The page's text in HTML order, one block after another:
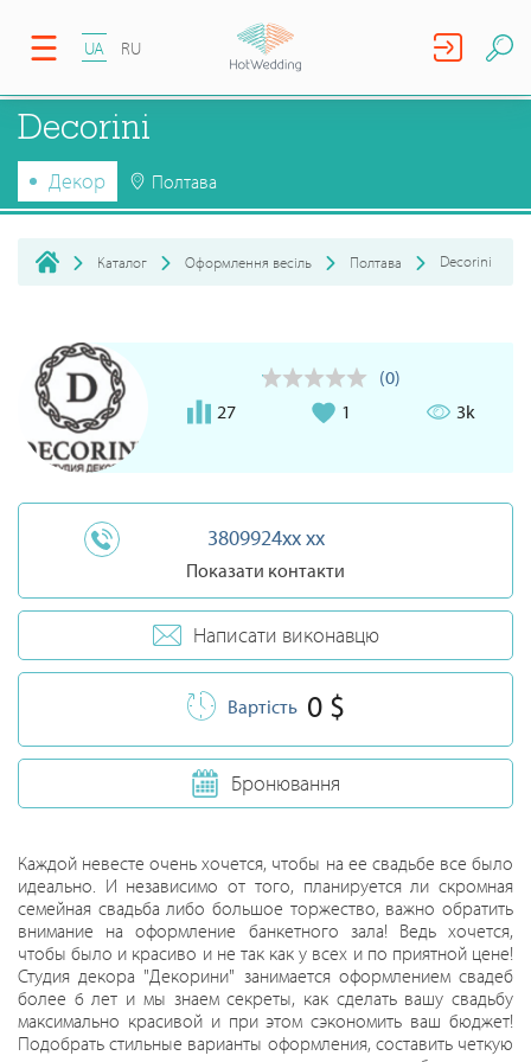
UA RU
Decorini
Декор Полтава
Каталог Оформлення весіль Полтава Decorini
(0)
27
1 3k
3809924xx xx
Показати контакти
Написати виконавцю
Вартість 0 $
Бронювання
Каждой невесте очень хочется, чтобы на ее свадьбе все было
идеально. И независимо от того, планируется ли скромная
семейная свадьба либо большое торжество, важно обратить
внимание на оформление банкетного зала! Ведь хочется,
чтобы было и красиво и не так как у всех и по приятной цене!
Студия декора "Декорини" занимается оформлением свадеб
более 6 лет и мы знаем секреты, как сделать вашу свадьбу
максимально красивой и при этом сэкономить ваш бюджет!
Подобрать стильные варианты оформления, составить четкую